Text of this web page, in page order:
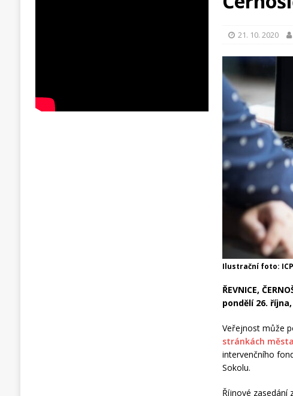
21. 10. 2020
Ilustrační foto: ICP
ŘEVNICE,
pondělí 26.
Veřejnost může
stránkách
intervenčního
Sokolu.
Říjnové zasedání